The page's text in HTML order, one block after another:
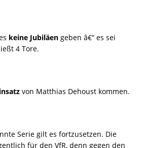
keine Jubiläen geben â€“ es sei
4 Tore.
von Matthias Dehoust kommen.
Serie gilt es fortzusetzen. Die
für den VfR, denn gegen den